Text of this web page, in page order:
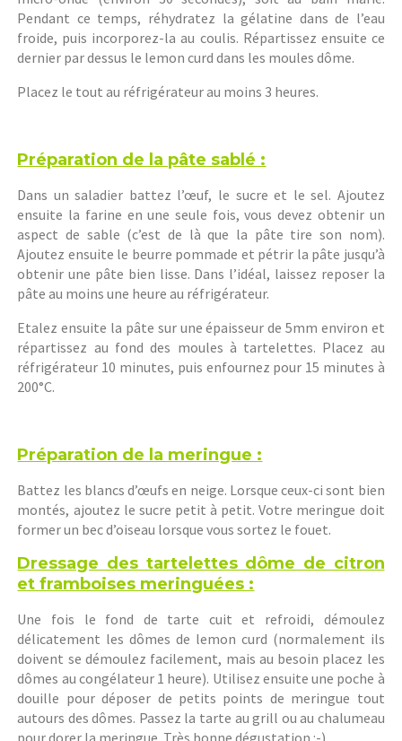
Pendant ce temps, réhydratez la gélatine dans de l’eau
froide, puis incorporez-la au coulis. Répartissez ensuite ce
dernier par dessus le lemon curd dans les moules dôme.
Placez le tout au réfrigérateur au moins 3 heures.
Préparation de la pâte sablé :
Dans un saladier battez l’œuf, le sucre et le sel. Ajoutez
ensuite la farine en une seule fois, vous devez obtenir un
aspect de sable (c’est de là que la pâte tire son nom).
Ajoutez ensuite le beurre pommade et pétrir la pâte jusqu’à
obtenir une pâte bien lisse. Dans l’idéal, laissez reposer la
pâte au moins une heure au réfrigérateur.
Etalez ensuite la pâte sur une épaisseur de 5mm environ et
répartissez au fond des moules à tartelettes. Placez au
réfrigérateur 10 minutes, puis enfournez pour 15 minutes à
200°C.
Préparation de la meringue :
Battez les blancs d’œufs en neige. Lorsque ceux-ci sont bien
montés, ajoutez le sucre petit à petit. Votre meringue doit
former un bec d’oiseau lorsque vous sortez le fouet.
Dressage des tartelettes dôme de citron
et framboises meringuées :
Une fois le fond de tarte cuit et refroidi, démoulez
délicatement les dômes de lemon curd (normalement ils
doivent se démoulez facilement, mais au besoin placez les
dômes au congélateur 1 heure). Utilisez ensuite une poche à
douille pour déposer de petits points de meringue tout
autours des dômes. Passez la tarte au grill ou au chalumeau
pour dorer la meringue. Très bonne dégustation :-).